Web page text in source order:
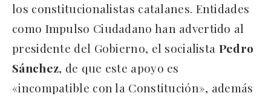
los constitucionalistas catalanes. Entidades
como Impulso Ciudadano han advertido al
presidente del Gobierno, el socialista Pedro
Sánchez, de que este apoyo es
«incompatible con la Constitución», además